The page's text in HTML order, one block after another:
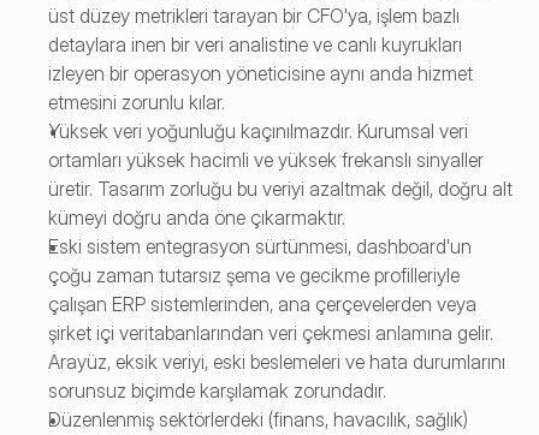
üst düzey metrikleri tarayan bir CFO'ya, işlem bazlı
detaylara inen bir veri analistine ve canlı kuyrukları
izleyen bir operasyon yöneticisine aynı anda hizmet
etmesini zorunlu kılar.
Yüksek veri yoğunluğu kaçınılmazdır. Kurumsal veri
ortamları yüksek hacimli ve yüksek frekanslı sinyaller
üretir. Tasarım zorluğu bu veriyi azaltmak değil, doğru alt
kümeyi doğru anda öne çıkarmaktır.
Eski sistem entegrasyon sürtünmesi, dashboard'un
çoğu zaman tutarsız şema ve gecikme profilleriyle
çalışan ERP sistemlerinden, ana çerçevelerden veya
şirket içi veritabanlarından veri çekmesi anlamına gelir.
Arayüz, eksik veriyi, eski beslemeleri ve hata durumlarını
sorunsuz biçimde karşılamak zorundadır.
Düzenlenmiş sektörlerdeki (finans, havacılık, sağlık)